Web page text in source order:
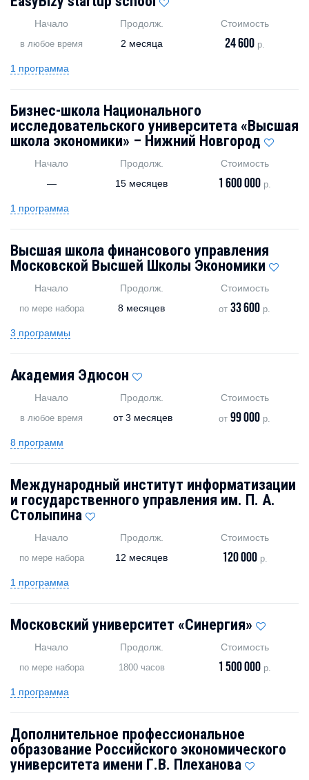
Начало
в любое время
Продолж.
2 месяца
Стоимость
24 600р.
1 программа
Бизнес-школа Национального
исследовательского университета «Высшая
школа экономики» – Нижний Новгород
Начало
—
Продолж.
15 месяцев
Стоимость
1 600 000 р.
1 программа
Высшая школа финансового управления
Московской Высшей Школы Экономики
Начало
по мере набора
Продолж.
8 месяцев
Стоимость
от33 600 р.
3 программы
Академия Эдюсон
Начало
в любое время
Продолж.
от3 месяцев
Стоимость
от99 000 р.
8 программ
Международный институт информатизации
и государственного управления им. П. А.
Столыпина
Начало
по мере набора
Продолж.
12 месяцев
Стоимость
120 000р.
1 программа
Московский университет «Синергия»
Начало
по мере набора
Продолж.
1800 часов
Стоимость
1 500 000 р.
1 программа
Дополнительное профессиональное
образование Российского экономического
университета имени Г.В. Плеханова